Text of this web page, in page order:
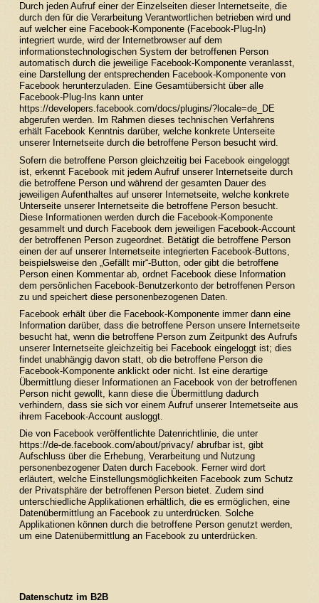
Durch jeden Aufruf einer der Einzelseiten dieser Internetseite, die
durch den für die Verarbeitung Verantwortlichen betrieben wird und
auf welcher eine Facebook-Komponente (Facebook-Plug-In)
integriert wurde, wird der Internetbrowser auf dem
informationstechnologischen System der betroffenen Person
automatisch durch die jeweilige Facebook-Komponente veranlasst,
eine Darstellung der entsprechenden Facebook-Komponente von
Facebook herunterzuladen. Eine Gesamtübersicht über alle
Facebook-Plug-Ins kann unter
https://developers.facebook.com/docs/plugins/?locale=de_DE
abgerufen werden. Im Rahmen dieses technischen Verfahrens
erhält Facebook Kenntnis darüber, welche konkrete Unterseite
unserer Internetseite durch die betroffene Person besucht wird.
Sofern die betroffene Person gleichzeitig bei Facebook eingeloggt
ist, erkennt Facebook mit jedem Aufruf unserer Internetseite durch
die betroffene Person und während der gesamten Dauer des
jeweiligen Aufenthaltes auf unserer Internetseite, welche konkrete
Unterseite unserer Internetseite die betroffene Person besucht.
Diese Informationen werden durch die Facebook-Komponente
gesammelt und durch Facebook dem jeweiligen Facebook-Account
der betroffenen Person zugeordnet. Betätigt die betroffene Person
einen der auf unserer Internetseite integrierten Facebook-Buttons,
beispielsweise den „Gefällt mir“-Button, oder gibt die betroffene
Person einen Kommentar ab, ordnet Facebook diese Information
dem persönlichen Facebook-Benutzerkonto der betroffenen Person
zu und speichert diese personenbezogenen Daten.
Facebook erhält über die Facebook-Komponente immer dann eine
Information darüber, dass die betroffene Person unsere Internetseite
besucht hat, wenn die betroffene Person zum Zeitpunkt des Aufrufs
unserer Internetseite gleichzeitig bei Facebook eingeloggt ist; dies
findet unabhängig davon statt, ob die betroffene Person die
Facebook-Komponente anklickt oder nicht. Ist eine derartige
Übermittlung dieser Informationen an Facebook von der betroffenen
Person nicht gewollt, kann diese die Übermittlung dadurch
verhindern, dass sie sich vor einem Aufruf unserer Internetseite aus
ihrem Facebook-Account ausloggt.
Die von Facebook veröffentlichte Datenrichtlinie, die unter
https://de-de.facebook.com/about/privacy/abrufbar ist, gibt
Aufschluss über die Erhebung, Verarbeitung und Nutzung
personenbezogener Daten durch Facebook. Ferner wird dort
erläutert, welche Einstellungsmöglichkeiten Facebook zum Schutz
der Privatsphäre der betroffenen Person bietet. Zudem sind
unterschiedliche Applikationen erhältlich, die es ermöglichen, eine
Datenübermittlung an Facebook zu unterdrücken. Solche
Applikationen können durch die betroffene Person genutzt werden,
um eine Datenübermittlung an Facebook zu unterdrücken.
Datenschutz im B2B